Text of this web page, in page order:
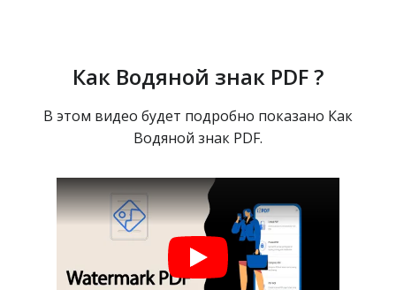
Как Водяной знак PDF ?
В этом видео будет подробно показано Как
Водяной знак PDF.